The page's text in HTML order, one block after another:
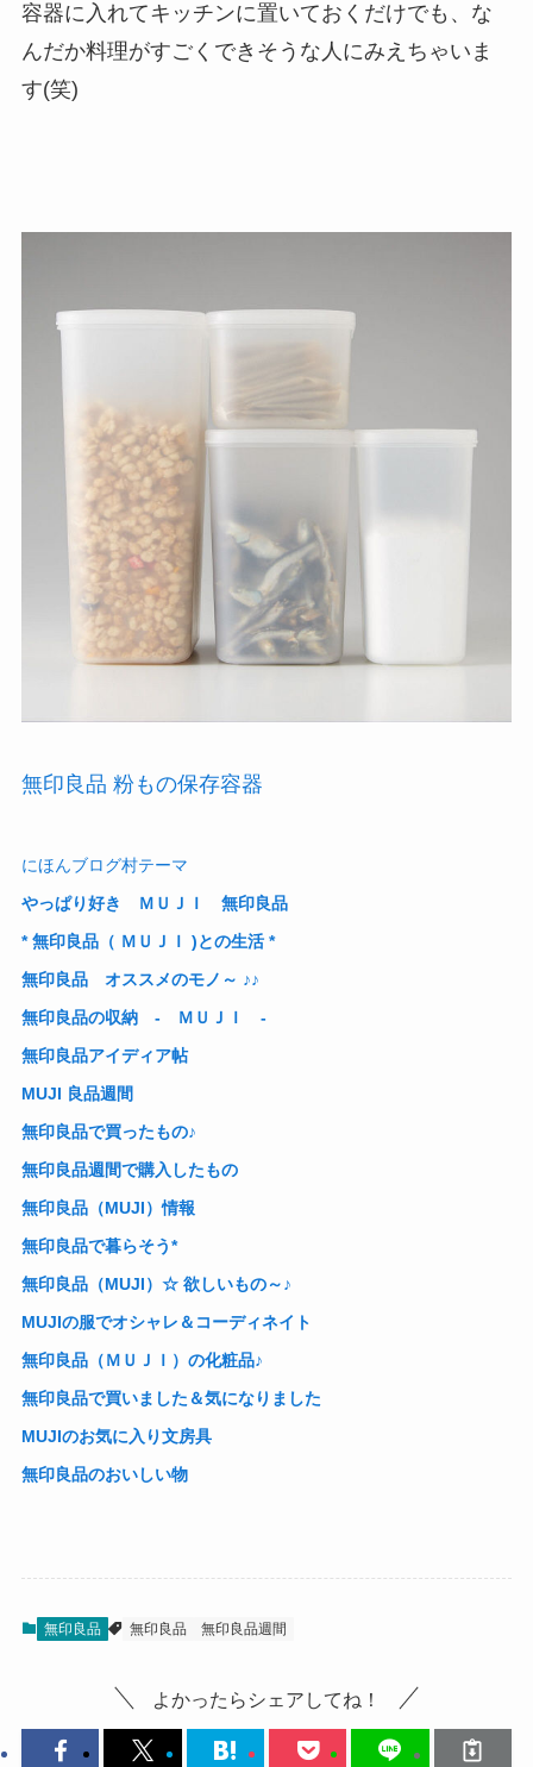
容器に入れてキッチンに置いておくだけでも、な
んだか料理がすごくできそうな人にみえちゃいま
す(笑)
無印良品 粉もの保存容器
にほんブログ村テーマ
やっぱり好き ＭＵＪＩ 無印良品
* 無印良品（ ＭＵＪＩ )との生活 *
無印良品 オススメのモノ～ ♪♪
無印良品の収納 - ＭＵＪＩ -
無印良品アイディア帖
MUJI 良品週間
無印良品で買ったもの♪
無印良品週間で購入したもの
無印良品（MUJI）情報
無印良品で暮らそう*
無印良品（MUJI）☆ 欲しいもの～♪
MUJIの服でオシャレ＆コーディネイト
無印良品（ＭＵＪＩ）の化粧品♪
無印良品で買いました＆気になりました
MUJIのお気に入り文房具
無印良品のおいしい物
無印良品 無印良品 無印良品週間
よかったらシェアしてね！